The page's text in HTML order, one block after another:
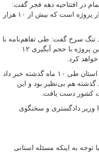
در افتتاحیه دهه فجر گفت:
حجم پروژه‌های نیمه‌تمام استان حدود ۶ هزار پروژه است که بیش از ۱۰ هزار
تنگ سرخ گفت: طی تفاهم‌نامه با
شهرداری و محیط زیست و آب منطقه‌ای این پروژه با حجم آبگیری ۱۲
کرد.
استاندار فارس از رشد اشتغال ۹۹ درصدی استان طی ۱۰ ماه گذشته خبر داد
هم بی‌نظیر بود و این
کشور دست یافت.
وزیر دادگستری و سخنگوی
توجه به اینکه مسئله استانی